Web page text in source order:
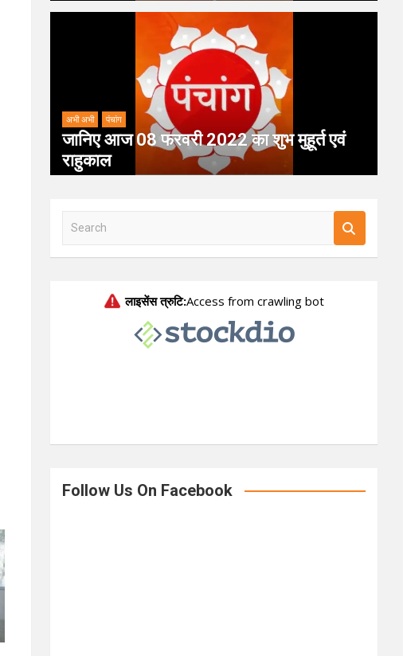
अभी अभी पंचांग
जानिए आज 08 फरवरी 2022 का शुभ मुहूर्त एवं
राहुकाल
a
Follow Us On Facebook